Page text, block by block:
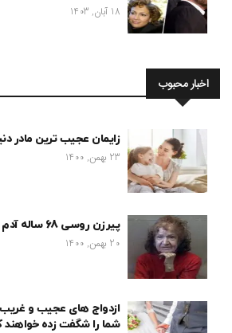
18 آبان, 1403
اخبار محبوب
زایمان عجیب ترین مادر
23 بهمن, 1400
پیرزن روسی 68 ساله آدم خوار
20 بهمن, 1400
ازدواج های عجیب و
شما را شگفت زده خواهند